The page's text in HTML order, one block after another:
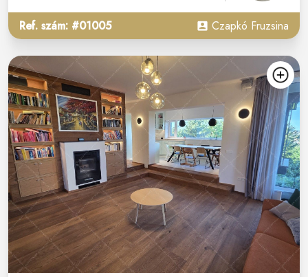
Ref. szám: #01005 Czapkó Fruzsina